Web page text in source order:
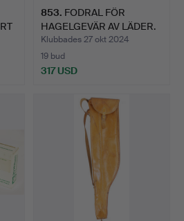
853. FODRAL FÖR
HAGELGEVÄR AV LÄDER.
Klubbades 27 okt 2024
19 bud
317 USD